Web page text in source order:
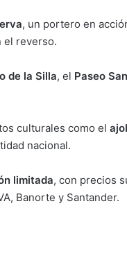
, un portero en
el reverso.
de la Silla, el Paseo
culturales como el
nacional.
limitada, con precios
Banorte y Santander.